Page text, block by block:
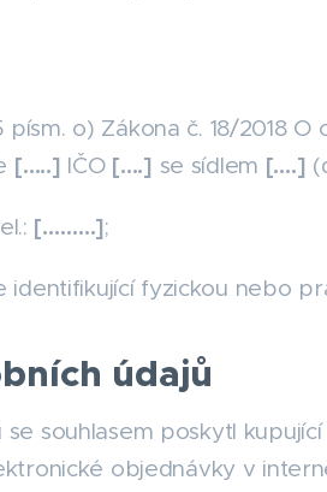
o) Zákona č. 18/2018 O
[…..] IČO [….] se sídlem [….]
[………];
identifikující fyzickou nebo
údajů
souhlasem poskytl
objednávky v